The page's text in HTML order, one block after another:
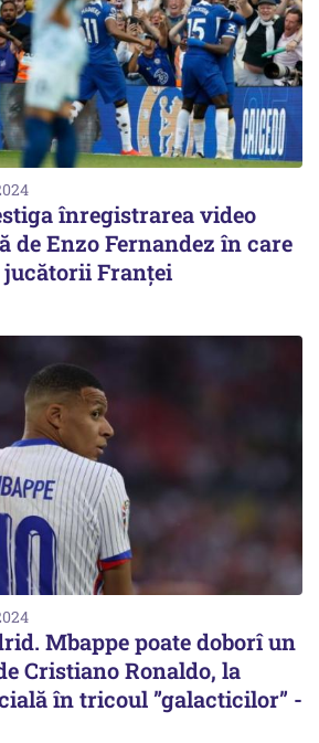
înregistrarea video
de Enzo Fernandez în care
Franței
Mbappe poate doborî un
Cristiano Ronaldo, la
în tricoul ”galacticilor” -